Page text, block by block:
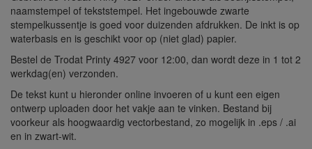
naamstempel of tekststempel. Het ingebouwde zwarte
stempelkussentje is goed voor duizenden afdrukken. De inkt is op
waterbasis en is geschikt voor op (niet glad) papier.
Bestel de Trodat Printy 4927 voor 12:00, dan wordt deze in 1 tot 2
werkdag(en) verzonden.
De tekst kunt u hieronder online invoeren of u kunt een eigen
ontwerp uploaden door het vakje aan te vinken. Bestand bij
voorkeur als hoogwaardig vectorbestand, zo mogelijk in .eps / .ai
en in zwart-wit.